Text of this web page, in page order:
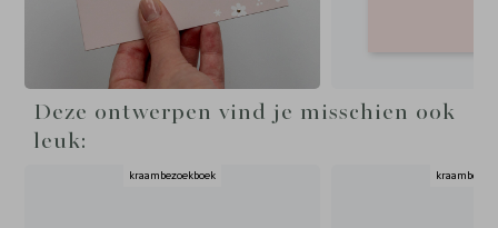
Deze ontwerpen vind je misschien ook
leuk:
kraambezoekboek